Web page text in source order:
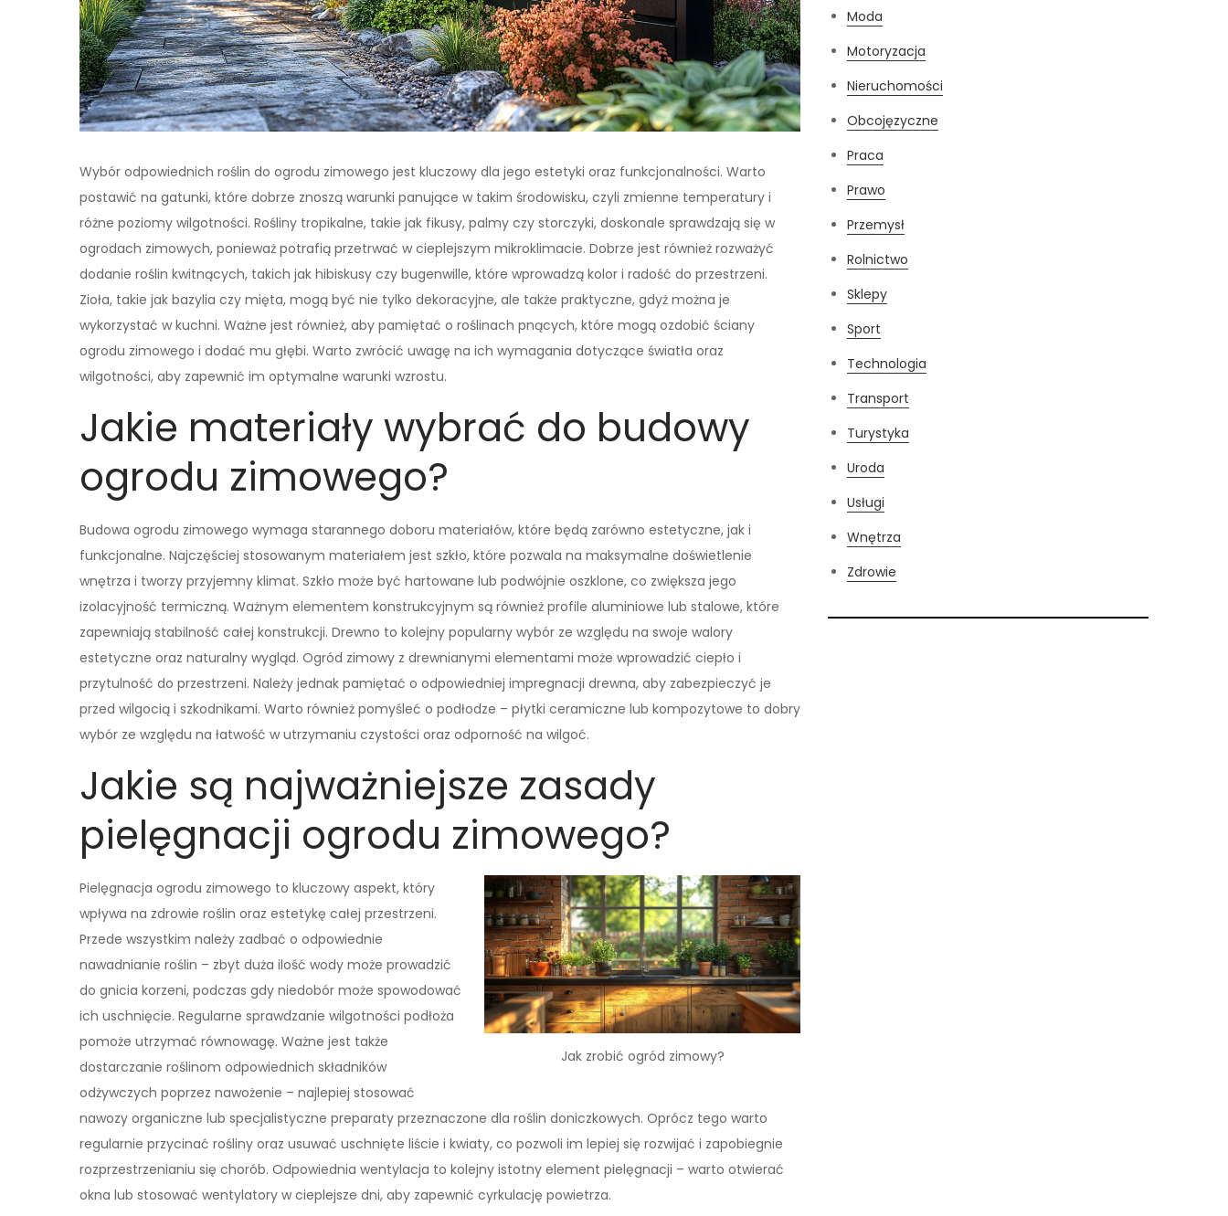
Wybór odpowiednich roślin do ogrodu zimowego jest kluczowy dla jego estetyki oraz funkcjonalności. Warto
postawić na gatunki, które dobrze znoszą warunki panujące w takim środowisku, czyli zmienne temperatury i
różne poziomy wilgotności. Rośliny tropikalne, takie jak fikusy, palmy czy storczyki, doskonale sprawdzają się w
ogrodach zimowych, ponieważ potrafią przetrwać w cieplejszym mikroklimacie. Dobrze jest również rozważyć
dodanie roślin kwitnących, takich jak hibiskusy czy bugenwille, które wprowadzą kolor i radość do przestrzeni.
Zioła, takie jak bazylia czy mięta, mogą być nie tylko dekoracyjne, ale także praktyczne, gdyż można je
wykorzystać w kuchni. Ważne jest również, aby pamiętać o roślinach pnących, które mogą ozdobić ściany
ogrodu zimowego i dodać mu głębi. Warto zwrócić uwagę na ich wymagania dotyczące światła oraz
wilgotności, aby zapewnić im optymalne warunki wzrostu.
Jakie materiały wybrać do budowy
ogrodu zimowego?
Budowa ogrodu zimowego wymaga starannego doboru materiałów, które będą zarówno estetyczne, jak i
funkcjonalne. Najczęściej stosowanym materiałem jest szkło, które pozwala na maksymalne doświetlenie
wnętrza i tworzy przyjemny klimat. Szkło może być hartowane lub podwójnie oszklone, co zwiększa jego
izolacyjność termiczną. Ważnym elementem konstrukcyjnym są również profile aluminiowe lub stalowe, które
zapewniają stabilność całej konstrukcji. Drewno to kolejny popularny wybór ze względu na swoje walory
estetyczne oraz naturalny wygląd. Ogród zimowy z drewnianymi elementami może wprowadzić ciepło i
przytulność do przestrzeni. Należy jednak pamiętać o odpowiedniej impregnacji drewna, aby zabezpieczyć je
przed wilgocią i szkodnikami. Warto również pomyśleć o podłodze – płytki ceramiczne lub kompozytowe to dobry
wybór ze względu na łatwość w utrzymaniu czystości oraz odporność na wilgoć.
Jakie są najważniejsze zasady
pielęgnacji ogrodu zimowego?
Jak zrobić ogród zimowy?
Pielęgnacja ogrodu zimowego to kluczowy aspekt, który
wpływa na zdrowie roślin oraz estetykę całej przestrzeni.
Przede wszystkim należy zadbać o odpowiednie
nawadnianie roślin – zbyt duża ilość wody może prowadzić
do gnicia korzeni, podczas gdy niedobór może spowodować
ich uschnięcie. Regularne sprawdzanie wilgotności podłoża
pomoże utrzymać równowagę. Ważne jest także
dostarczanie roślinom odpowiednich składników
odżywczych poprzez nawożenie – najlepiej stosować
nawozy organiczne lub specjalistyczne preparaty przeznaczone dla roślin doniczkowych. Oprócz tego warto
regularnie przycinać rośliny oraz usuwać uschnięte liście i kwiaty, co pozwoli im lepiej się rozwijać i zapobiegnie
rozprzestrzenianiu się chorób. Odpowiednia wentylacja to kolejny istotny element pielęgnacji – warto otwierać
okna lub stosować wentylatory w cieplejsze dni, aby zapewnić cyrkulację powietrza.
Moda
Motoryzacja
Nieruchomości
Obcojęzyczne
Praca
Prawo
Przemysł
Rolnictwo
Sklepy
Sport
Technologia
Transport
Turystyka
Uroda
Usługi
Wnętrza
Zdrowie